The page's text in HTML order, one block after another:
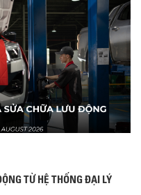
TỪ HỆ THỐNG ĐẠI LÝ